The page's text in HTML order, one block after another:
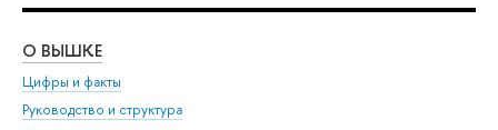
О ВЫШКЕ
Цифры и факты
Руководство и структура